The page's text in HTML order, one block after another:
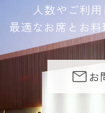
人数やご利
最適なお席とお
お